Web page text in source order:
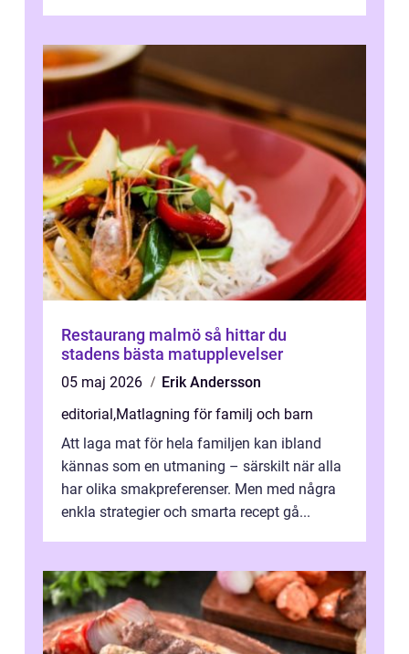
Restaurang malmö så hittar du
stadens bästa matupplevelser
05 maj 2026
Erik Andersson
editorial,Matlagning för familj och barn
Att laga mat för hela familjen kan ibland
kännas som en utmaning – särskilt när alla
har olika smakpreferenser. Men med några
enkla strategier och smarta recept gå...